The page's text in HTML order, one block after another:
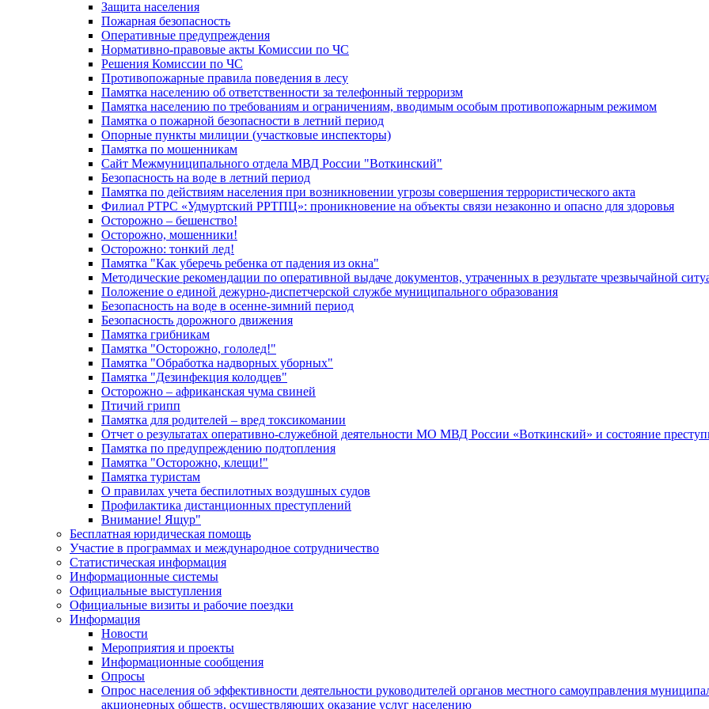
Защита населения
Пожарная безопасность
Оперативные предупреждения
Нормативно-правовые акты Комиссии по ЧС
Решения Комиссии по ЧС
Противопожарные правила поведения в лесу
Памятка населению об ответственности за телефонный терроризм
Памятка населению по требованиям и ограничениям, вводимым особым противопожарным режимом
Памятка о пожарной безопасности в летний период
Опорные пункты милиции (участковые инспекторы)
Памятка по мошенникам
Сайт Межмуниципального отдела МВД России "Воткинский"
Безопасность на воде в летний период
Памятка по действиям населения при возникновении угрозы совершения террористического акта
Филиал РТРС «Удмуртский РРТПЦ»: проникновение на объекты связи незаконно и опасно для здоровья
Осторожно – бешенство!
Осторожно, мошенники!
Осторожно: тонкий лед!
Памятка "Как уберечь ребенка от падения из окна"
Методические рекомендации по оперативной выдаче документов, утраченных в результате чрезвычайной
Положение о единой дежурно-диспетчерской службе муниципального образования
Безопасность на воде в осенне-зимний период
Безопасность дорожного движения
Памятка грибникам
Памятка "Осторожно, гололед!"
Памятка "Обработка надворных уборных"
Памятка "Дезинфекция колодцев"
Осторожно – африканская чума свиней
Птичий грипп
Памятка для родителей – вред токсикомании
Отчет о результатах оперативно-служебной деятельности МО МВД России «Воткинский» и состояние
Памятка по предупреждению подтопления
Памятка "Осторожно, клещи!"
Памятка туристам
О правилах учета беспилотных воздушных судов
Профилактика дистанционных преступлений
Внимание! Ящур"
Бесплатная юридическая помощь
Участие в программах и международное сотрудничество
Статистическая информация
Информационные системы
Официальные выступления
Официальные визиты и рабочие поездки
Информация
Новости
Мероприятия и проекты
Информационные сообщения
Опросы
Опрос населения об эффективности деятельности руководителей органов местного самоуправления
акционерных обществ, осуществляющих оказание услуг населению